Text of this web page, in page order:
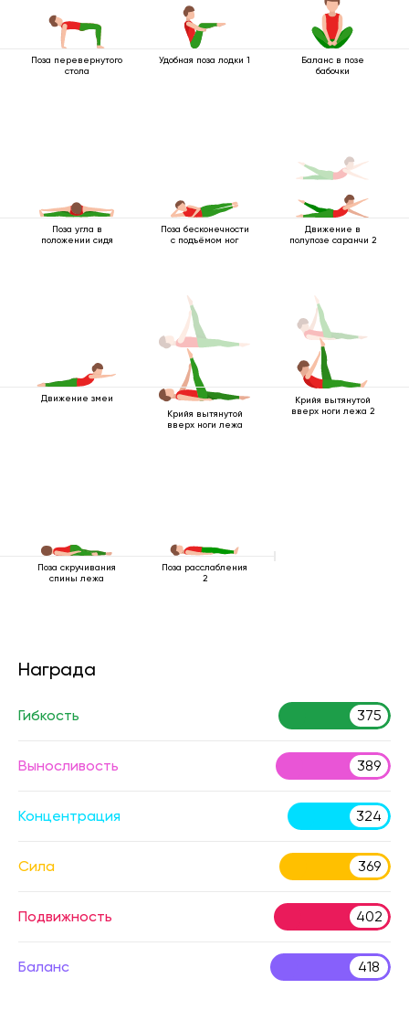
Поза перевернутого
стола
Удобная поза лодки 1
Баланс в позе
бабочки
Поза угла в
положении сидя
Поза бесконечности
с подъёмом ног
Движение в
полупозе саранчи 2
Движение змеи
Крийя вытянутой
вверх ноги лежа
Крийя вытянутой
вверх ноги лежа 2
Поза скручивания
спины лежа
Поза расслабления
2
Награда
Гибкость 375
Выносливость 389
Концентрация 324
Сила 369
Подвижность 402
Баланс 418